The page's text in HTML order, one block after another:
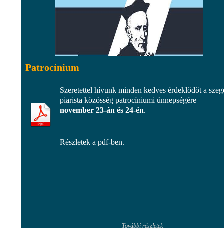
Patrocínium
Szeretettel hívunk minden kedves érdeklődőt a
piarista közösség patrocíniumi ünnepségére
november 23-án és 24-én.
Részletek a pdf-ben.
További részletek